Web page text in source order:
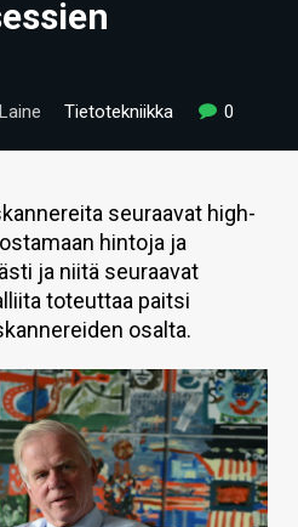
Tietotekniikka 0
seuraavat high-
hintoja ja
ja niitä seuraavat
toteuttaa paitsi
osalta.